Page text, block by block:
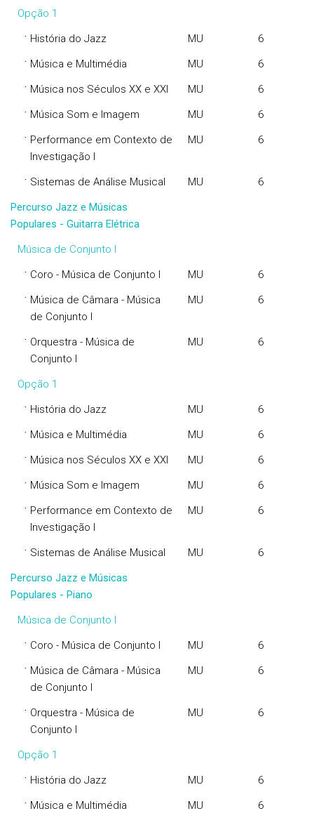
Opção 1
· História do Jazz MU 6
· Música e Multimédia MU 6
· Música nos Séculos XX e XXI MU 6
· Música Som e Imagem MU 6
· Performance em Contexto de
Investigação I
MU 6
· Sistemas de Análise Musical MU
6
Percurso Jazz e Músicas
Populares - Guitarra Elétrica
Música de Conjunto I
· Coro - Música de Conjunto I MU 6
· Música de Câmara - Música
de Conjunto I
MU 6
· Orquestra - Música de
Conjunto I
MU 6
Opção 1
· História do Jazz MU 6
· Música e Multimédia MU 6
· Música nos Séculos XX e XXI MU 6
· Música Som e Imagem MU 6
· Performance em Contexto de
Investigação I
MU 6
· Sistemas de Análise Musical MU
6
Percurso Jazz e Músicas
Populares - Piano
Música de Conjunto I
· Coro - Música de Conjunto I MU 6
· Música de Câmara - Música
de Conjunto I
MU 6
· Orquestra - Música de
Conjunto I
MU 6
Opção 1
· História do Jazz MU 6
· Música e Multimédia MU 6